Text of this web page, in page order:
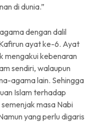
di dunia.”
dengan dalil
ayat ke-6. Ayat
mengakui kebenaran
sendiri, walaupun
agama lain. Sehingga
Islam terhadap
masa Nabi
yang perlu digaris